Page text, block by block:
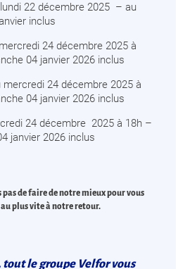
22 décembre 2025 – au
inclus
24 décembre 2025 à
04 janvier 2026 inclus
mercredi 24 décembre 2025 à
04 janvier 2026 inclus
24 décembre 2025 à 18h –
janvier 2026 inclus
pas de faire de notre mieux pour vous
plus vite à notre retour.
le groupe Velfor vous